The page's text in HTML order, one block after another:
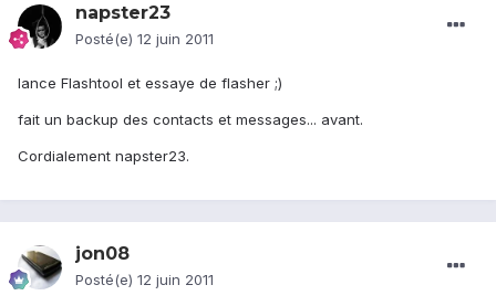
napster23
Posté(e) 12 juin 2011
lance Flashtool et essaye de flasher ;)
fait un backup des contacts et messages... avant.
Cordialement napster23.
jon08
Posté(e) 12 juin 2011